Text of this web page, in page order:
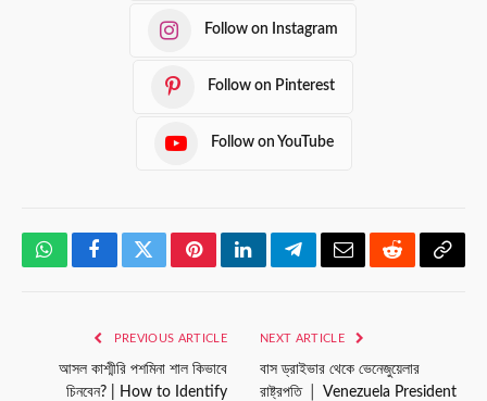
Follow on Instagram
Follow on Pinterest
Follow on YouTube
WhatsAppFacebookTwitterPinterestLinkedInTelegramEmailRedditCopy
PREVIOUS ARTICLE
আসল কাশ্মীরি পশমিনা শাল কিভাবে
চিনবেন? | How to Identify
NEXT ARTICLE
বাস ড্রাইভার থেকে ভেনেজুয়েলার
রাষ্ট্রপতি │ Venezuela President